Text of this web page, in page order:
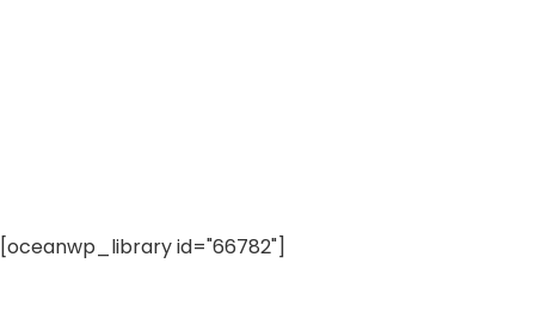
[oceanwp_library id="66782"]